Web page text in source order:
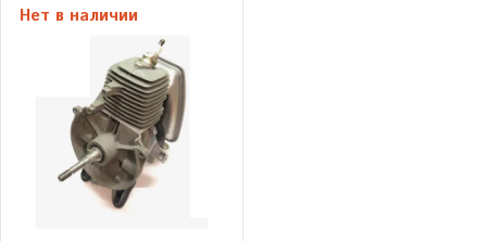
Нет в наличии